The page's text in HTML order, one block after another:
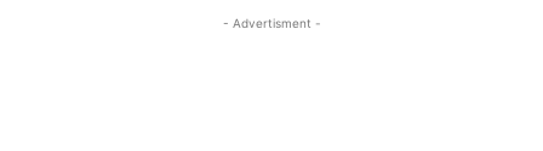
- Advertisment -